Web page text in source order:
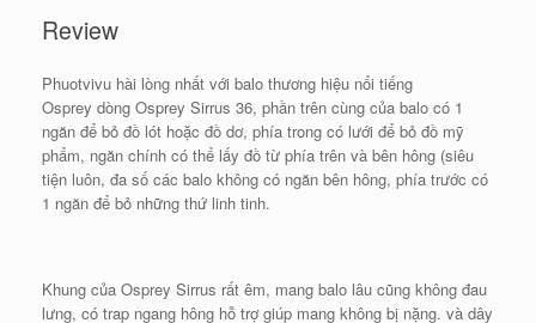
Review
Phuotvivu hài lòng nhất với balo thương hiệu nổi tiếng
Osprey dòng Osprey Sirrus 36, phần trên cùng của balo có 1
ngăn để bỏ đồ lót hoặc đồ dơ, phía trong có lưới để bỏ đồ mỹ
phẩm, ngăn chính có thể lấy đồ từ phía trên và bên hông (siêu
tiện luôn, đa số các balo không có ngăn bên hông, phía trước có
1 ngăn để bỏ những thứ linh tinh.
Khung của Osprey Sirrus rất êm, mang balo lâu cũng không đau
lưng, có trap ngang hông hỗ trợ giúp mang không bị nặng. và dây